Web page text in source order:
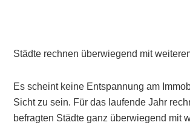
Städte rechnen überwiegend mit
Es scheint keine Entspannung am
Sicht zu sein. Für das laufende Jahr
befragten Städte ganz überwiegend mit